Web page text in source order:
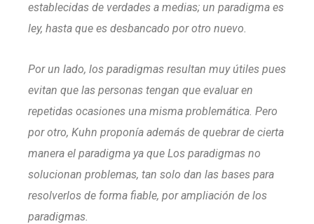
establecidas de verdades a medias; un paradigma es
ley, hasta que es desbancado por otro nuevo.
Por un lado, los paradigmas resultan muy útiles pues
evitan que las personas tengan que evaluar en
repetidas ocasiones una misma problemática. Pero
por otro, Kuhn proponía además de quebrar de cierta
manera el paradigma ya que Los paradigmas no
solucionan problemas, tan solo dan las bases para
resolverlos de forma fiable, por ampliación de los
paradigmas.